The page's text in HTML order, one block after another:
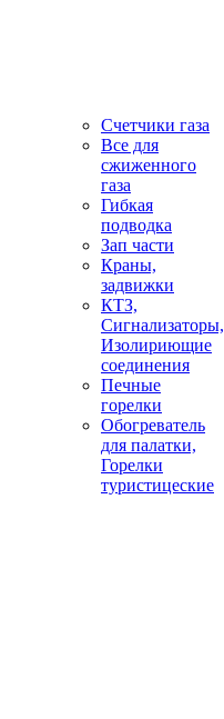
Счетчики газа
Все для
сжиженного
газа
Гибкая
подводка
Зап части
Краны,
задвижки
КТЗ,
Сигнализаторы,
Изолириющие
соединения
Печные
горелки
Обогреватель
для палатки,
Горелки
туристицеские